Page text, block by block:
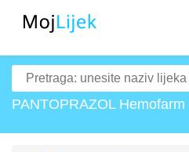
PANTOPRAZOL Hemofarm